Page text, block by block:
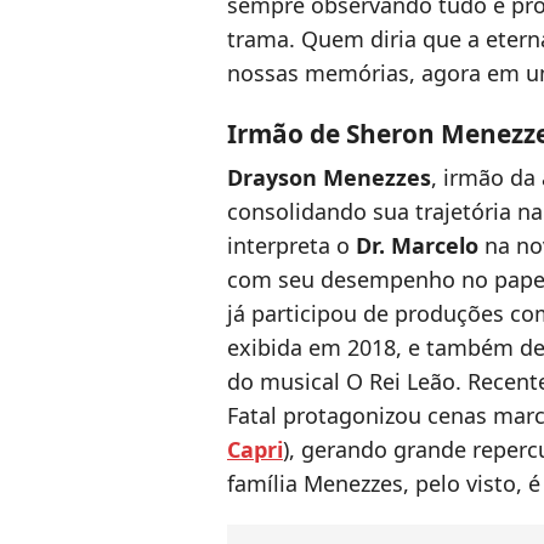
trama. Quem diria que a
nossas memórias, agora em
Irmão de Sheron
Drayson Menezzes, irmão
consolidando sua trajetória
interpreta o Dr. Marcelo na
com seu desempenho no
já participou de produções
exibida em 2018, e também
do musical O Rei Leão.
Fatal protagonizou cenas
Capri), gerando grande
família Menezzes, pelo visto,